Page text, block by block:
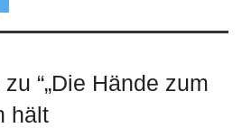
“„Die Hände zum
hält